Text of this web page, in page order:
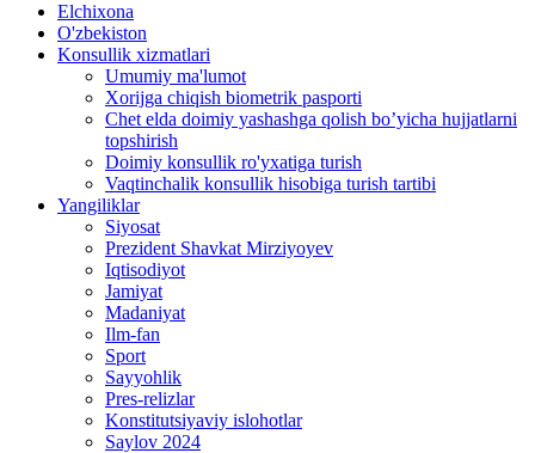
Elchixona
O'zbekiston
Konsullik xizmatlari
Umumiy ma'lumot
Xorijga chiqish biometrik pasporti
Chet elda doimiy yashashga qolish bo’yicha hujjatlarni
topshirish
Doimiy konsullik ro'yxatiga turish
Vaqtinchalik konsullik hisobiga turish tartibi
Yangiliklar
Siyosat
Prezident Shavkat Mirziyoyev
Iqtisodiyot
Jamiyat
Madaniyat
Ilm-fan
Sport
Sayyohlik
Pres-relizlar
Konstitutsiyaviy islohotlar
Saylov 2024